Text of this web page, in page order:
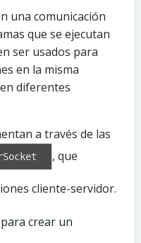
una comunicación
que se ejecutan
ser usados para
en la misma
diferentes
a través de las
, que
cliente-servidor.
para crear un